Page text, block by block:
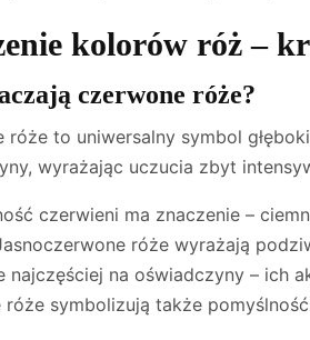
kolorów róż –
czerwone róże?
róże to uniwersalny symbol
wyrażając uczucia zbyt
czerwieni ma znaczenie –
róże wyrażają
najczęściej na oświadczyny – ich
róże symbolizują także